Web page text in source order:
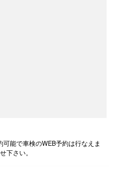
能で車検のWEB予約は行なえま
下さい。